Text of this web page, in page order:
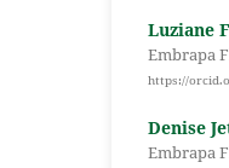
Luziane
Embrapa
https://
Denise
Embrapa